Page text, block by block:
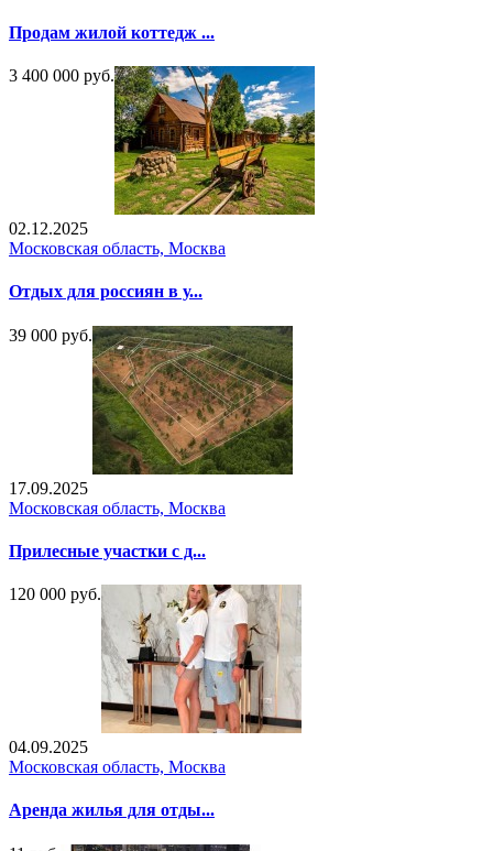
Продам жилой коттедж ...
3 400 000 руб.
02.12.2025
Московская область, Москва
Отдых для россиян в у...
39 000 руб.
17.09.2025
Московская область, Москва
Прилесные участки с д...
120 000 руб.
04.09.2025
Московская область, Москва
Аренда жилья для отды...